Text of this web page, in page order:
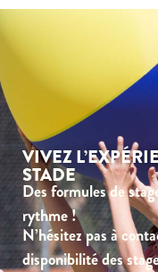
VIVEZ
STADE
Des formules de
rythme !
N’hésitez pas à
disponibilité des